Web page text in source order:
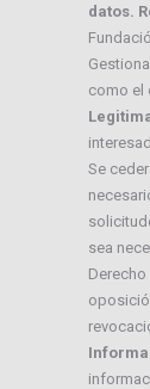
datos.
como el
Se
sea